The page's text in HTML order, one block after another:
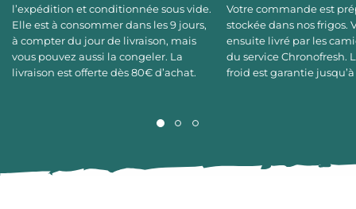
l’expédition et conditionnée sous vide.
Elle est à consommer dans les 9 jours,
à compter du jour de livraison, mais
vous pouvez aussi la congeler. La
livraison est offerte dès 80€ d’achat.
Votre commande est
stockée dans nos frigos.
ensuite livré par les
du service Chronofresh.
froid est garantie